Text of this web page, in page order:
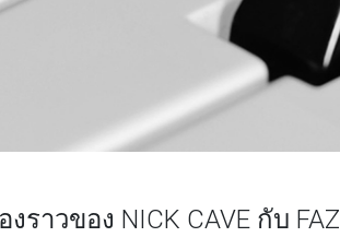
ราวของ NICK CAVE กับ